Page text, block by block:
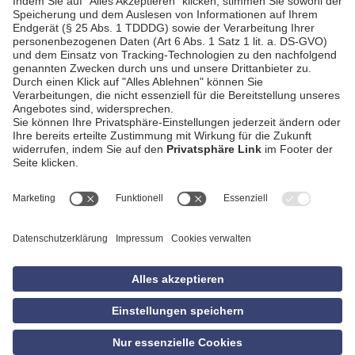
AGB
Datenschutzerklärung
Empfang
Privatsphäre